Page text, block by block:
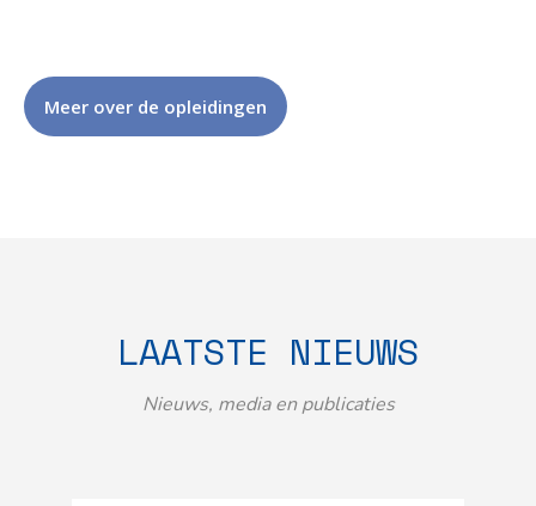
Meer over de opleidingen
LAATSTE NIEUWS
Nieuws, media en publicaties